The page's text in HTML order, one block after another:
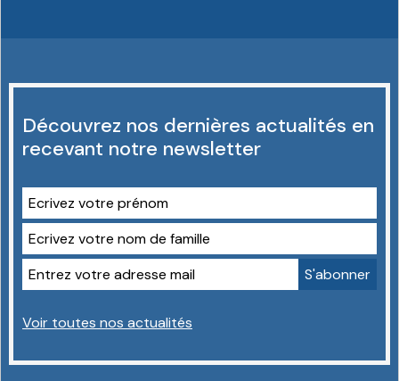
Découvrez nos dernières actualités en
recevant notre newsletter
Voir toutes nos actualités